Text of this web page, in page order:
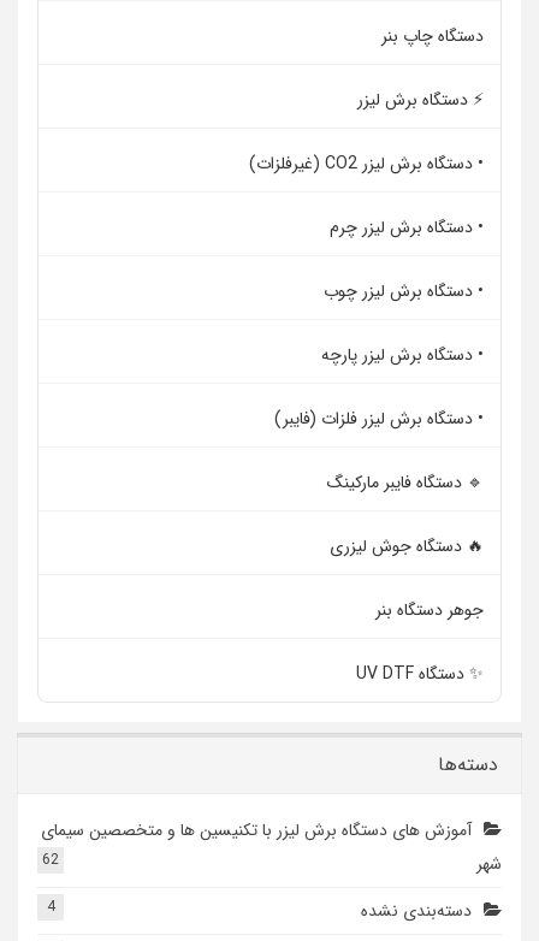
دستگاه چاپ بنر
⚡ دستگاه برش لیزر
• دستگاه برش لیزر CO2 (غیرفلزات)
• دستگاه برش لیزر چرم
• دستگاه برش لیزر چوب
• دستگاه برش لیزر پارچه
• دستگاه برش لیزر فلزات (فایبر)
🔹 دستگاه فایبر مارکینگ
🔥 دستگاه جوش لیزری
جوهر دستگاه بنر
✨ دستگاه UV DTF
دسته‌ها
آموزش های دستگاه برش لیزر با تکنیسین ها و متخصصین سیمای
شهر
62
دسته‌بندی نشده 4